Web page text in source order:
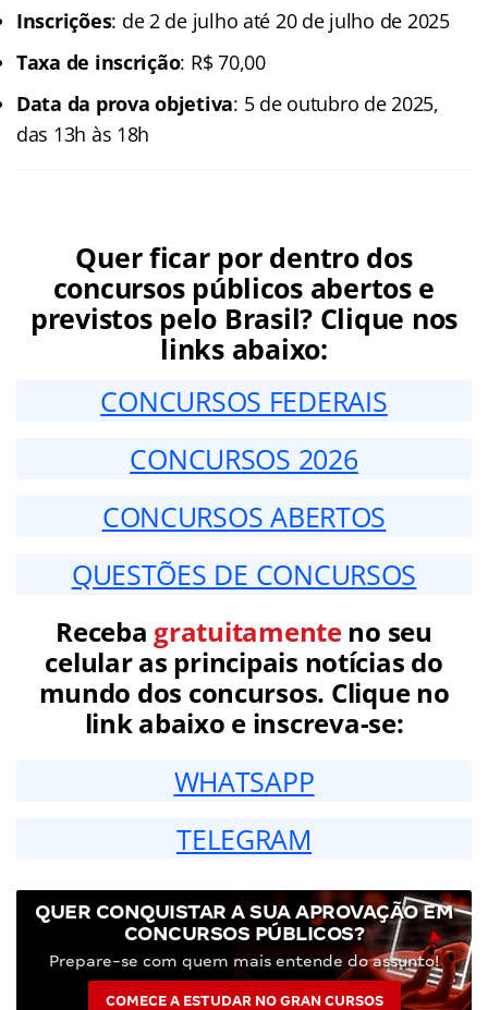
Inscrições: de 2 de julho até 20 de julho de 2025
Taxa de inscrição: R$ 70,00
Data da prova objetiva: 5 de outubro de 2025,
das 13h às 18h
Quer ficar por dentro dos
concursos públicos abertos e
previstos pelo Brasil? Clique nos
links abaixo:
CONCURSOS FEDERAIS
CONCURSOS 2026
CONCURSOS ABERTOS
QUESTÕES DE CONCURSOS
Receba gratuitamenteno seu
celular as principais notícias do
mundo dos concursos. Clique no
link abaixo e inscreva-se:
WHATSAPP
TELEGRAM
QUER CONQUISTAR A SUA APROVAÇÃO EM
CONCURSOS PÚBLICOS?
Prepare-se com quem mais entende do assunto!
COMECE A ESTUDAR NO GRAN CURSOS